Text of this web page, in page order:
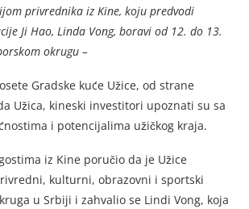
privrednika iz Kine, koju predvodi
Ji Hao, Linda Vong, boravi od 12. do 13.
okrugu –
Gradske kuće Užice, od strane
Užica, kineski investitori upoznati su sa
i potencijalima užičkog kraja.
iz Kine poručio da je Užice
kulturni, obrazovni i sportski
u Srbiji i zahvalio se Lindi Vong, koja